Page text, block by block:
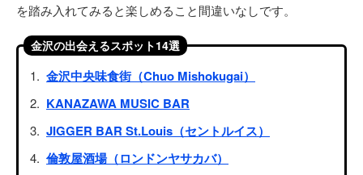
を踏み入れてみると楽しめること間違いなしです。
金沢の出会えるスポット14選
金沢中央味食街（Chuo Mishokugai）
KANAZAWA MUSIC BAR
JIGGER BAR St.Louis（セントルイス）
倫敦屋酒場（ロンドンヤサカバ）